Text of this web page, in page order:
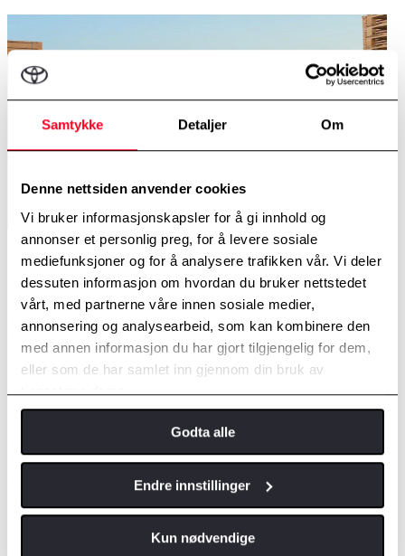
Samtykke Detaljer Om
Denne nettsiden anvender cookies
Vi bruker informasjonskapsler for å gi innhold og
annonser et personlig preg, for å levere sosiale
mediefunksjoner og for å analysere trafikken vår. Vi deler
dessuten informasjon om hvordan du bruker nettstedet
vårt, med partnerne våre innen sosiale medier,
annonsering og analysearbeid, som kan kombinere den
med annen informasjon du har gjort tilgjengelig for dem,
eller som de har samlet inn gjennom din bruk av
tjenestene deres.
Godta alle
Endre innstillinger
Kun nødvendige
Intelligent beskyttelse
Livet går fort, i dagens travle kjøremiljø er det ikke plass til et
øyeblikks uoppmerksomhet. Toyotas utvalg av intelligente
sikkerhetssystemer passer alltid på deg, jobber usynlig for å
forhindre kollisjoner og holde deg trygg på veien.
Vårt kollisjonsvernsystem kan oppdage farlige situasjoner og hjelpe
deg med å unngå kollisjoner med andre kjøretøy, fotgjengere og
syklister. Det fungerer ved å varsle sjåføren med lyd- og visuelle
tide, bremses det automatisk opp for å forhindre eller dempe en
kollisjon.
Adaptiv cruise control